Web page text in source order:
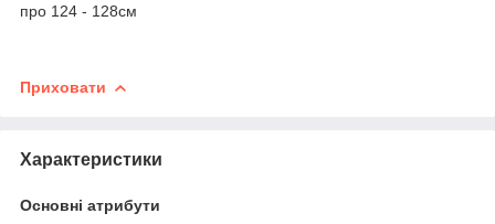
про 124 - 128см
Приховати
Характеристики
Основні атрибути